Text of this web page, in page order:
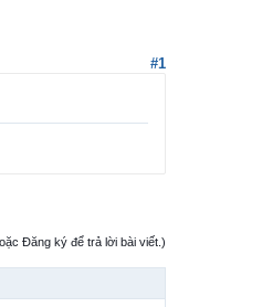
#1
Đăng ký để trả lời bài viết.)